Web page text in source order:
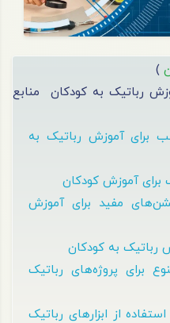
)
رباتیک به کودکان
منابع
برای آموزش رباتیک به
مفید برای آموزش
برای پروژه‌های رباتیک
از ابزارهای رباتیک